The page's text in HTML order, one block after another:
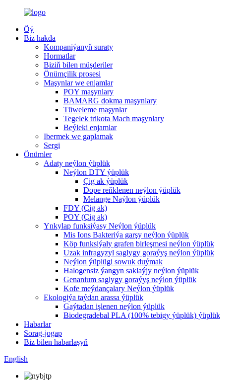
Öý
Biz hakda
Kompaniýanyň suraty
Hormatlar
Biziň bilen müşderiler
Önümçilik prosesi
Maşynlar we enjamlar
POY maşynlary
BAMARG dokma maşynlary
Tüweleme maşynlar
Tegelek trikota Mach maşynlary
Beýleki enjamlar
Ibermek we gaplamak
Sergi
Önümler
Adaty neýlon ýüplük
Neýlon DTY ýüplük
Çig ak ýüplük
Dope reňklenen neýlon ýüplük
Melange Naýlon ýüplük
FDY (Çig ak)
POY (Çig ak)
Ynkylap funksiýasy Neýlon ýüplük
Mis Ions Bakteriýa garşy neýlon ýüplük
Köp funksiýaly grafen birleşmesi neýlon ýüplük
Uzak infragyzyl saglygy goraýyş neýlon ýüplük
Neýlon ýüplügi sowuk duýmak
Halogensiz ýangyn saklaýjy neýlon ýüplük
Genanium saglygy goraýyş neýlon ýüplük
Kofe meýdançalary Neýlon ýüplük
Ekologiýa taýdan arassa ýüplük
Gaýtadan işlenen neýlon ýüplük
Biodegradebal PLA (100% tebigy ýüplük) ýüplük
Habarlar
Sorag-jogap
Biz bilen habarlaşyň
English